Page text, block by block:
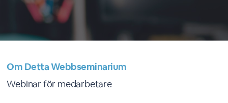
Om Detta Webbseminarium
Webinar för medarbetare